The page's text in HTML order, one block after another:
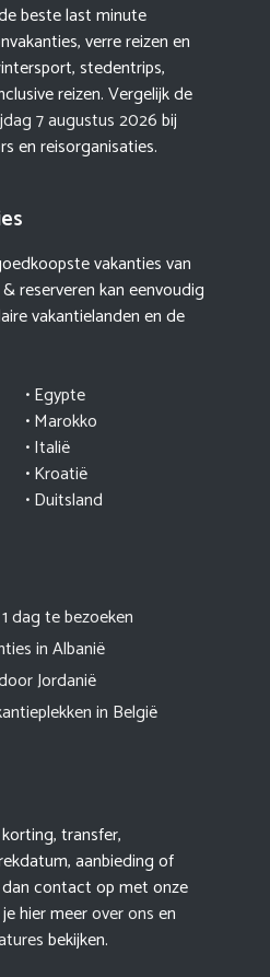
beste last minute
verre reizen en
stedentrips,
reizen. Vergelijk de
7 augustus 2026bij
en reisorganisaties.
vakanties van
reserveren kan eenvoudig
vakantielanden en de
• Egypte
•Marokko
• Italië
•Kroatië
• Duitsland
dag te bezoeken
in Albanië
Jordanië
in België
transfer,
aanbieding of
contact op met onze
hier meerover onsen
bekijken.